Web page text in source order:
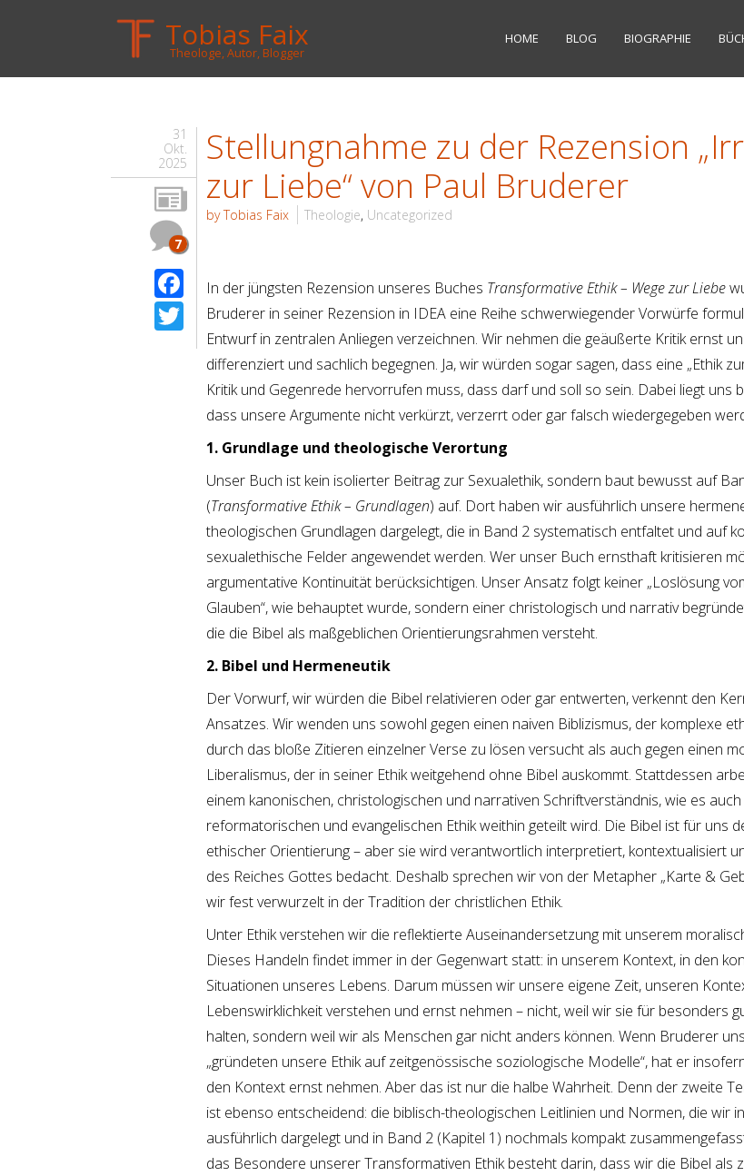
Tobias Faix
Theologe, Autor, Blogger
HOME BLOG BIOGRAPHIE
31
Okt.
2025
7
Facebook
Twitter
Stellungnahme zu der Rezension
zur Liebe“ von Paul Bruderer
by Tobias Faix Theologie, Uncategorized
In der jüngsten Rezension unseres Buches Transformative Ethik – Wege zur Liebe
Bruderer in seiner Rezension in IDEA eine Reihe schwerwiegender Vorwürfe
Entwurf in zentralen Anliegen verzeichnen. Wir nehmen die geäußerte Kritik ernst
differenziert und sachlich begegnen. Ja, wir würden sogar sagen, dass eine „Ethik
Kritik und Gegenrede hervorrufen muss, dass darf und soll so sein. Dabei liegt uns
dass unsere Argumente nicht verkürzt, verzerrt oder gar falsch wiedergegeben
1. Grundlage und theologische Verortung
Unser Buch ist kein isolierter Beitrag zur Sexualethik, sondern baut bewusst auf
(Transformative Ethik – Grundlagen) auf. Dort haben wir ausführlich unsere
theologischen Grundlagen dargelegt, die in Band 2 systematisch entfaltet und auf
sexualethische Felder angewendet werden. Wer unser Buch ernsthaft kritisieren
argumentative Kontinuität berücksichtigen. Unser Ansatz folgt keiner „Loslösung
Glauben“, wie behauptet wurde, sondern einer christologisch und narrativ
die die Bibel als maßgeblichen Orientierungsrahmen versteht.
2. Bibel und Hermeneutik
Der Vorwurf, wir würden die Bibel relativieren oder gar entwerten, verkennt den
Ansatzes. Wir wenden uns sowohl gegen einen naiven Biblizismus, der komplexe
durch das bloße Zitieren einzelner Verse zu lösen versucht als auch gegen einen
Liberalismus, der in seiner Ethik weitgehend ohne Bibel auskommt. Stattdessen
einem kanonischen, christologischen und narrativen Schriftverständnis, wie es
reformatorischen und evangelischen Ethik weithin geteilt wird. Die Bibel ist für uns
ethischer Orientierung – aber sie wird verantwortlich interpretiert, kontextualisiert
des Reiches Gottes bedacht. Deshalb sprechen wir von der Metapher „Karte &
wir fest verwurzelt in der Tradition der christlichen Ethik.
Unter Ethik verstehen wir die reflektierte Auseinandersetzung mit unserem
Dieses Handeln findet immer in der Gegenwart statt: in unserem Kontext, in den
Situationen unseres Lebens. Darum müssen wir unsere eigene Zeit, unseren
Lebenswirklichkeit verstehen und ernst nehmen – nicht, weil wir sie für besonders
halten, sondern weil wir als Menschen gar nicht anders können. Wenn Bruderer
„gründeten unsere Ethik auf zeitgenössische soziologische Modelle“, hat er
den Kontext ernst nehmen. Aber das ist nur die halbe Wahrheit. Denn der zweite
ist ebenso entscheidend: die biblisch-theologischen Leitlinien und Normen, die wir
ausführlich dargelegt und in Band 2 (Kapitel 1) nochmals kompakt
das Besondere unserer Transformativen Ethik besteht darin, dass wir die Bibel als